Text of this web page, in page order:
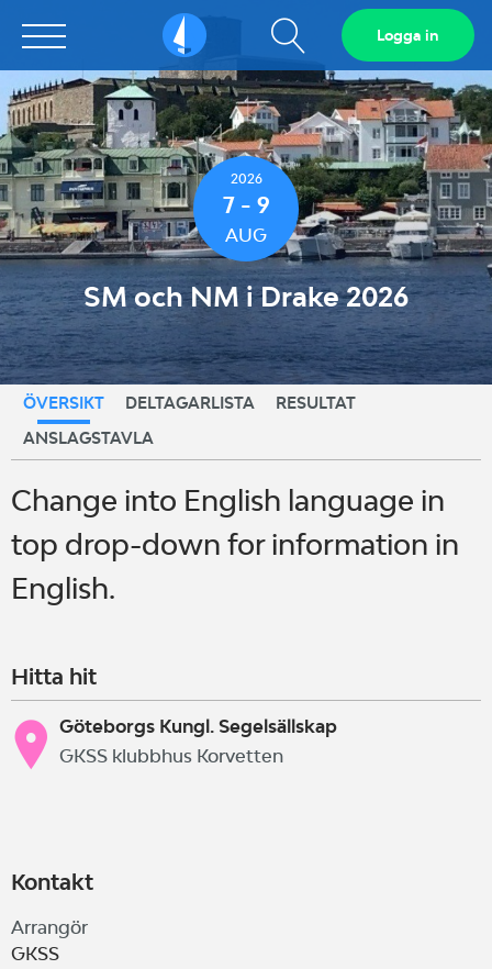
Sailarena Visa
sökfält
Logga in
2026
7 - 9
AUG
SM och NM i Drake 2026
ÖVERSIKT DELTAGARLISTA
RESULTAT
ANSLAGSTAVLA
Change into English language in
top drop-down for information in
English.
Hitta hit
Göteborgs Kungl. Segelsällskap
GKSS klubbhus Korvetten
Kontakt
Arrangör
GKSS